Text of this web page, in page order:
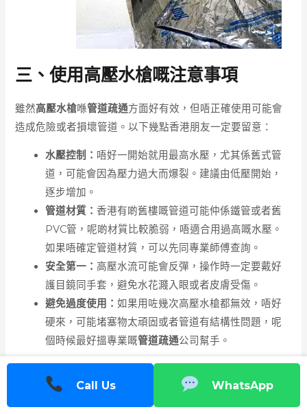
三、使用高壓水槍嘅注意事項
雖然高壓水槍喺管道疏通方面好有效，但唔正確使用可能會
造成危險或者損壞管道。以下幾點香港朋友一定要留意：
水壓控制： 唔好一開始就用最高水壓，尤其係舊式管
道，可能會因為壓力過大而爆裂。建議由低壓開始，
逐步增加。
管道材質：香港有啲舊樓嘅管道可能仲係鐵管或者舊
PVC管，呢啲材質比較脆弱，唔適合用過高嘅水壓。
如果唔確定管道材質，可以先同專業師傅查詢。
安全第一： 高壓水流可能會反彈，操作時一定要戴好
護目鏡同手套，避免水花濺入眼或者皮膚受傷。
避免過度使用：如果用咗幾次高壓水槍都無效，唔好
硬來，可能堵塞物太頑固或者管道有結構性問題，呢
個時候最好搵專業嘅管道疏通公司幫手。
四、點樣避免管道堵塞再發生？
喺香港，預防管道堵塞比事後處理更加重要。以下有幾個簡
Call Us WhatsApp